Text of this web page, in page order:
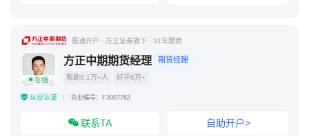
极速开户 · 方正证券旗下 · 31年期商
在线
方正中期期货经理 期货经理
帮助9.1万+人 好评6万+
从业认证 执业编号：F3007762
联系TA 自助开户>